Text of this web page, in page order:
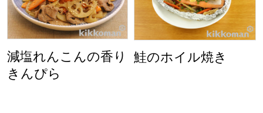
減塩れんこんの香り
きんぴら
鮭のホイル焼き